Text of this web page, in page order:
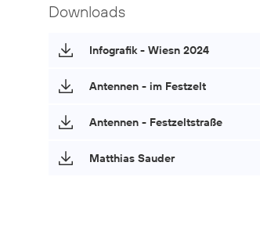
Downloads
Infografik - Wiesn 2024
Antennen - im Festzelt
Antennen - Festzeltstraße
Matthias Sauder